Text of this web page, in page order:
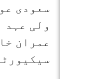
سعودی
ولی عہد
عمران